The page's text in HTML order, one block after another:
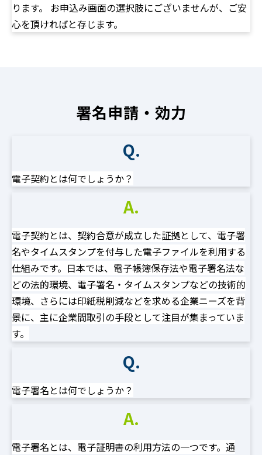
ります。 お申込み画面の選択肢にございませんが、ご安
心を頂ければと存じます。
署名申請・効力
Q.
電子契約とは何でしょうか？
A.
電子契約とは、契約合意が成立した証拠として、電子署
名やタイムスタンプを付与した電子ファイルを利用する
仕組みです。日本では、電子帳簿保存法や電子署名法な
どの法的環境、電子署名・タイムスタンプなどの技術的
環境、さらには印紙税削減などを求める企業ニーズを背
景に、主に企業間取引の手段として注目が集まっていま
す。
Q.
電子署名とは何でしょうか？
A.
電子署名とは、電子証明書の利用方法の一つです。通